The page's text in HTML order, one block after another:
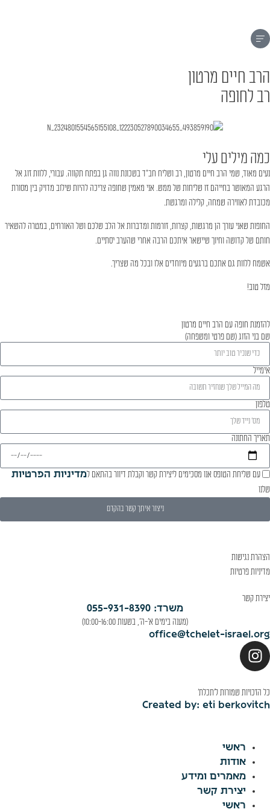
הרב חיים מרטון
רב לחופה
כמה מילים עלי
נעים מאוד, שמי הרב חיים מרטון, רב ושליח חב"ד בשכונת נווה גן בפתח תקווה. עבורי, ללוות זוג אל
הרגע המאושר בחייהם זו שליחות של ממש. אני מאמין שחופה צריכה להיות שילוב מדויק בין מסורת
מכובדת לאווירה שמחה, קלילה ומרגשת.
החופות שאני עורך הן מרגשות, קצרות, זורמות ומדברות אל הלב שלכם ושל האורחים, במטרה להשאיר
חותם של קדושה וחיוך שיישאר איתכם הרבה אחרי שהערב יסתיים.
אשמח ללוות גם אתכם ברגעים מיוחדים אלו ובכל מה שצריך.
מזל טוב!
להזמנת חופה עם הרב חיים מרטון
שם בני הזוג (שם פרטי ומשפחה)
אימייל
טלפון
תאריך החתונה
עם שליחת הטופס אנו מסכימים ליצירת קשר וקבלת דיוור בהתאם למדיניות הפרטיות
שלנו
ניצור איתך קשר בהקדם
הצהרת נגישות
מדיניות פרטיות
יצירת קשר
משרד: 055-931-8390
(מענה בימים א'-ה', בשעות 10:00-16:00)
office@tchelet-israel.org
כל הזכויות שמורות ל׳תכלת׳
Created by: eti berkovitch
ראשי
אודות
מאמרים ומידע
יצירת קשר
ראשי